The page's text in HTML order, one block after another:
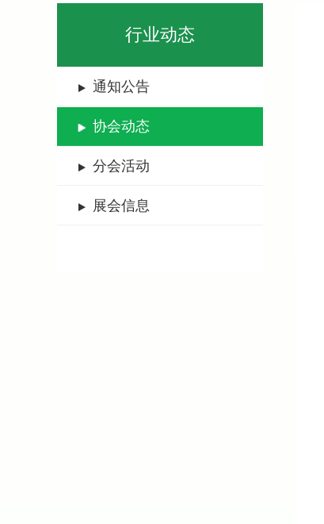
行业动态
通知公告
协会动态
分会活动
展会信息